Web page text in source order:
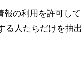
報の利用を許可して
る人たちだけを抽出